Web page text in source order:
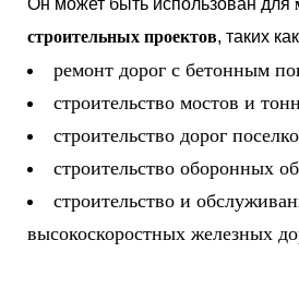
Он может быть использован для
строительных проектов, таких как
ремонт дорог с бетонным
строительство мостов и
строительство дорог
строительство оборонных
строительство и
высокоскоростных железных